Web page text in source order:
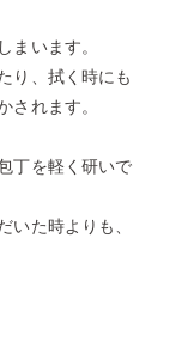
います。
り、拭く時にも
れます。
丁を軽く研いで
た時よりも、